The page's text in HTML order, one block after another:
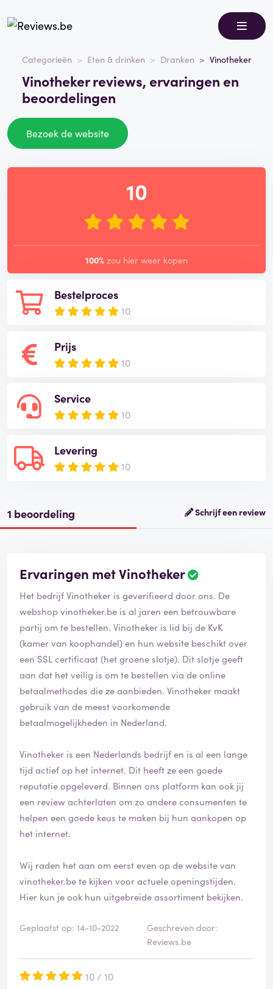
Categorieën Eten & drinken Dranken Vinotheker
Vinotheker reviews, ervaringen en
beoordelingen
Bezoek de website
Bestelproces
10
Prijs
10
Service
10
Levering
10
10
100% zou hier weer kopen
1 beoordeling Schrijf een review
Ervaringen met Vinotheker
Het bedrijf Vinotheker is geverifieerd door ons. De
webshop vinotheker.be is al jaren een betrouwbare
partij om te bestellen. Vinotheker is lid bij de KvK
(kamer van koophandel) en hun website beschikt over
een SSL certificaat (het groene slotje). Dit slotje geeft
aan dat het veilig is om te bestellen via de online
betaalmethodes die ze aanbieden. Vinotheker maakt
gebruik van de meest voorkomende
betaalmogelijkheden in Nederland.
Vinotheker is een Nederlands bedrijf en is al een lange
tijd actief op het internet. Dit heeft ze een goede
reputatie opgeleverd. Binnen ons platform kan ook jij
een review achterlaten om zo andere consumenten te
helpen een goede keus te maken bij hun aankopen op
het internet.
Wij raden het aan om eerst even op de website van
vinotheker.be te kijken voor actuele openingstijden.
Hier kun je ook hun uitgebreide assortiment bekijken.
Geplaatst op: 14-10-2022
Geschreven door:
Reviews.be
10 / 10